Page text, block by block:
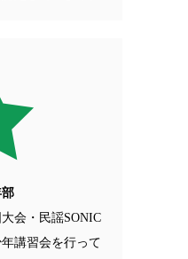
会・民謡SONIC
講習会を行って